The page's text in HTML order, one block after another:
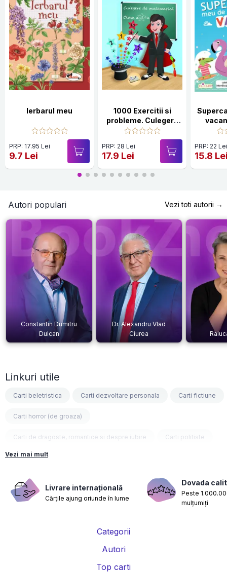
Ierbarul meu
PRP: 17.95 Lei
9.7 Lei
1000 Exercitii si
probleme. Culegere
de matematică.
PRP: 28 Lei
17.9 Lei
PRP: 22
15.8
Autori populari Vezi toti autorii →
Constantin Dumitru
Dulcan
Dr. Alexandru Vlad
Ciurea
Linkuri utile
Carti beletristica Carti dezvoltare personala Carti fictiune
Carti horror (de groaza)
Carti de dragoste, romantice si despre iubire Carti politiste
Carti fantasy
Carti nutritie, sanatate si de slabit Carti diete
Carti despre sarcina si nastere Carti educatie financiara
Vezi mai mult
Livrare internațională
Cărțile ajung oriunde în lume
Dovada
Peste
mulțumiți
Categorii
Autori
Top carti